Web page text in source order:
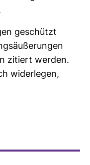
geschützt
zitiert werden.
wider­legen,